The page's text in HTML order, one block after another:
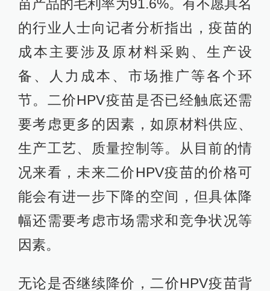
苗产品的毛利率为91.6%。有不愿具名
的行业人士向记者分析指出，疫苗的
成本主要涉及原材料采购、生产设
备、人力成本、市场推广等各个环
节。二价HPV疫苗是否已经触底还需
要考虑更多的因素，如原材料供应、
生产工艺、质量控制等。从目前的情
况来看，未来二价HPV疫苗的价格可
能会有进一步下降的空间，但具体降
幅还需要考虑市场需求和竞争状况等
因素。
无论是否继续降价，二价HPV疫苗背